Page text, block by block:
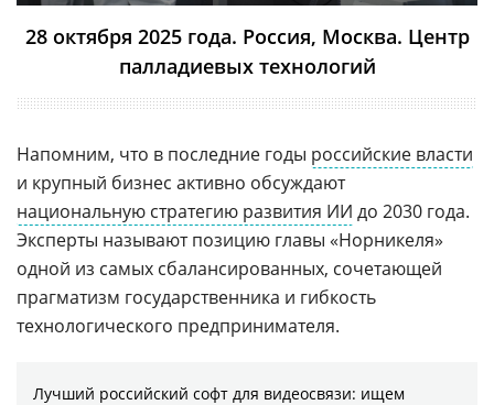
28 октября 2025 года. Россия, Москва. Центр
палладиевых технологий
Напомним, что в последние годы российские власти
и крупный бизнес активно обсуждают
национальную стратегию развития ИИ до 2030 года.
Эксперты называют позицию главы «Норникеля»
одной из самых сбалансированных, сочетающей
прагматизм государственника и гибкость
технологического предпринимателя.
Лучший российский софт для видеосвязи: ищем